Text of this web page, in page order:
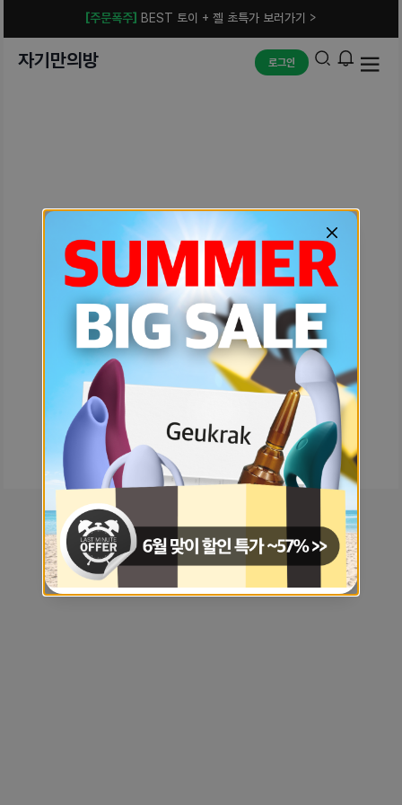
[주문폭주] BEST 토이 + 젤 초특가 보러가기 >
자기만의방 로그인
예상치 못한 에러입니다.